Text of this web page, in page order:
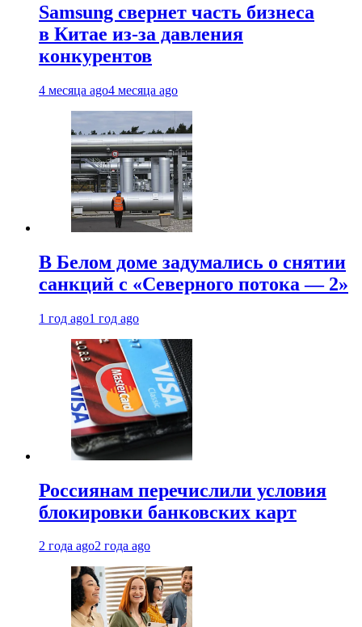
Samsung свернет часть бизнеса
в Китае из-за давления
конкурентов
4 месяца ago4 месяца ago
В Белом доме задумались о снятии
санкций с «Северного потока — 2»
1 год ago1 год ago
Россиянам перечислили условия
блокировки банковских карт
2 года ago2 года ago